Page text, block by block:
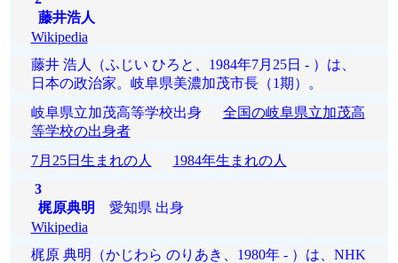
藤井浩人
Wikipedia
藤井 浩人（ふじい ひろと、1984年7月25日 - ）は、
日本の政治家。岐阜県美濃加茂市長（1期）。
岐阜県立加茂高等学校出身 全国の岐阜県立加茂高
等学校の出身者
7月25日生まれの人
1984年生まれの人
3
梶原典明 愛知県 出身
Wikipedia
梶原 典明（かじわら のりあき、1980年 - ）は、NHK